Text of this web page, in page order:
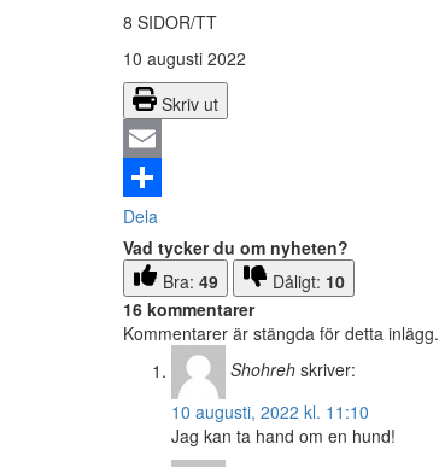
8 SIDOR/TT
10 augusti 2022
Skriv ut
Email
Dela
Vad tycker du om nyheten?
Bra: 49 Dåligt: 10
16 kommentarer
Kommentarer är stängda för detta inlägg.
Shohreh skriver:
10 augusti, 2022 kl. 11:10
Jag kan ta hand om en hund!